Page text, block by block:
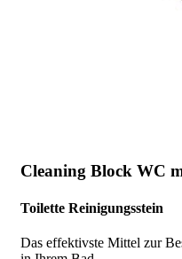
Cleaning Block WC
Toilette Reinigungsstein
Das effektivste Mittel zur